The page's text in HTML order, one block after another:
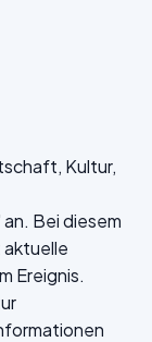
Kultur,
Bei diesem
aktuelle
Ereignis.